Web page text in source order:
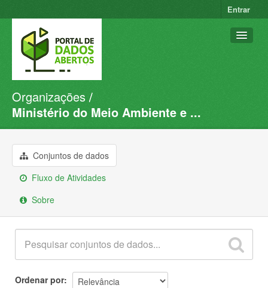
Entrar
Conjuntos de dados
Organizações
Sobre
Organizações
Ministério do Meio Ambiente e ...
Conjuntos de dados
Fluxo de Atividades
Sobre
Ordenar por